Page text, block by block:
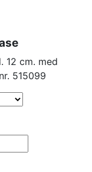
12 cm. med
515099